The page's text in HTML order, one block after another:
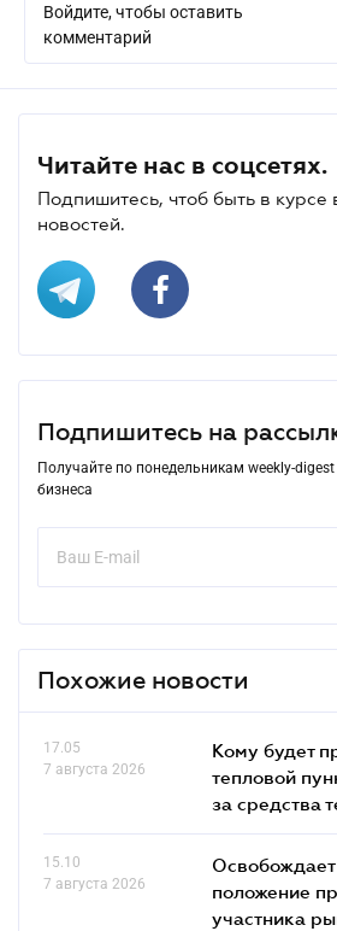
Войдите, чтобы оставить
комментарий
Читайте нас в соцсетях.
Подпишитесь, чтоб быть в курсе
новостей.
Подпишитесь на
Получайте по понедельникам weekly-
бизнеса
Похожие новости
17.05
7 августа 2026
Кому будет
тепловой
за средства
15.10
7 августа 2026
положение
участника